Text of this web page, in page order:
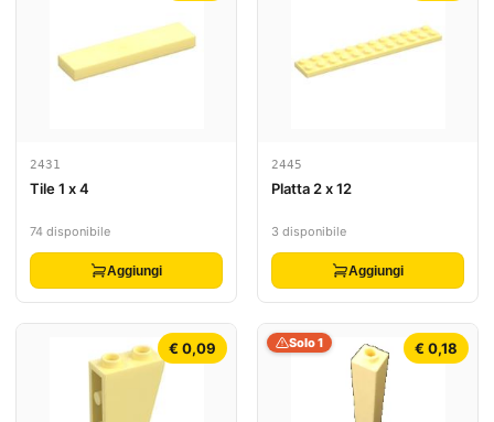
2431
Tile 1 x 4
74 disponibile
Aggiungi
2445
Platta 2 x 12
3 disponibile
Aggiungi
€ 0,09 € 0,18
Solo 1